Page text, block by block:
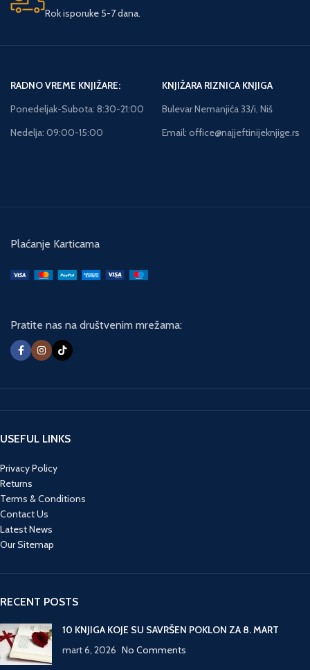
Rok isporuke 5-7 dana.
RADNO VREME KNJIŽARE:
Ponedeljak-Subota: 8:30-21:00
Nedelja: 09:00-15:00
KNJIŽARA RIZNICA KNJIGA
Bulevar Nemanjića 33/i, Niš
Email: office@najjeftinijeknjige.rs
Plaćanje Karticama
Pratite nas na društvenim mrežama:
USEFUL LINKS
Privacy Policy
Returns
Terms & Conditions
Contact Us
Latest News
Our Sitemap
RECENT POSTS
10 KNJIGA KOJE SU SAVRŠEN POKLON ZA 8. MART
mart 6, 2026 No Comments